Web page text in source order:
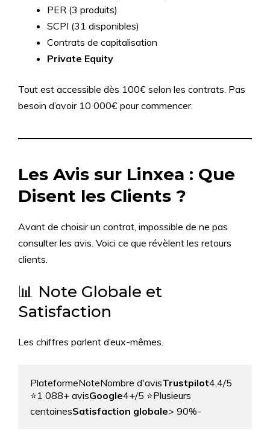
PER (3 produits)
SCPI (31 disponibles)
Contrats de capitalisation
Private Equity
Tout est accessible dès 100€ selon les contrats. Pas
besoin d’avoir 10 000€ pour commencer.
Les Avis sur Linxea : Que
Disent les Clients ?
Avant de choisir un contrat, impossible de ne pas
consulter les avis. Voici ce que révèlent les retours
clients.
📊 Note Globale et
Satisfaction
Les chiffres parlent d’eux-mêmes.
PlateformeNoteNombre d'avisTrustpilot4,4/5
⭐1 088+ avisGoogle4+/5 ⭐Plusieurs
centainesSatisfaction globale> 90%-